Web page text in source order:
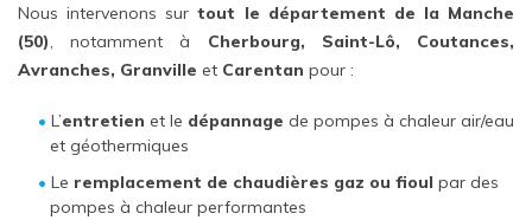
Nous intervenons surtout le département de la Manche
(50), notamment à Cherbourg, Saint-Lô, Coutances,
Avranches, Granville et Carentan pour :
L’entretien et le dépannage de pompes à chaleur air/eau
et géothermiques
Le remplacement de chaudières gaz ou fioul par des
pompes à chaleur performantes